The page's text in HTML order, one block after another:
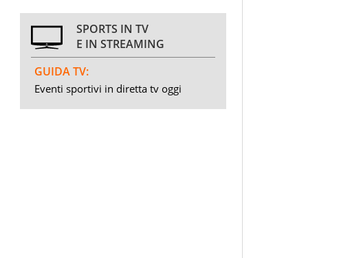
SPORTS IN TV
E IN STREAMING
GUIDA TV:
Eventi sportivi in diretta tv oggi